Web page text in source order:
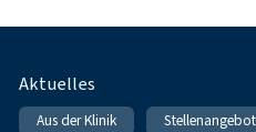
Fußnavigation
Aktuelles
Aus der Klinik